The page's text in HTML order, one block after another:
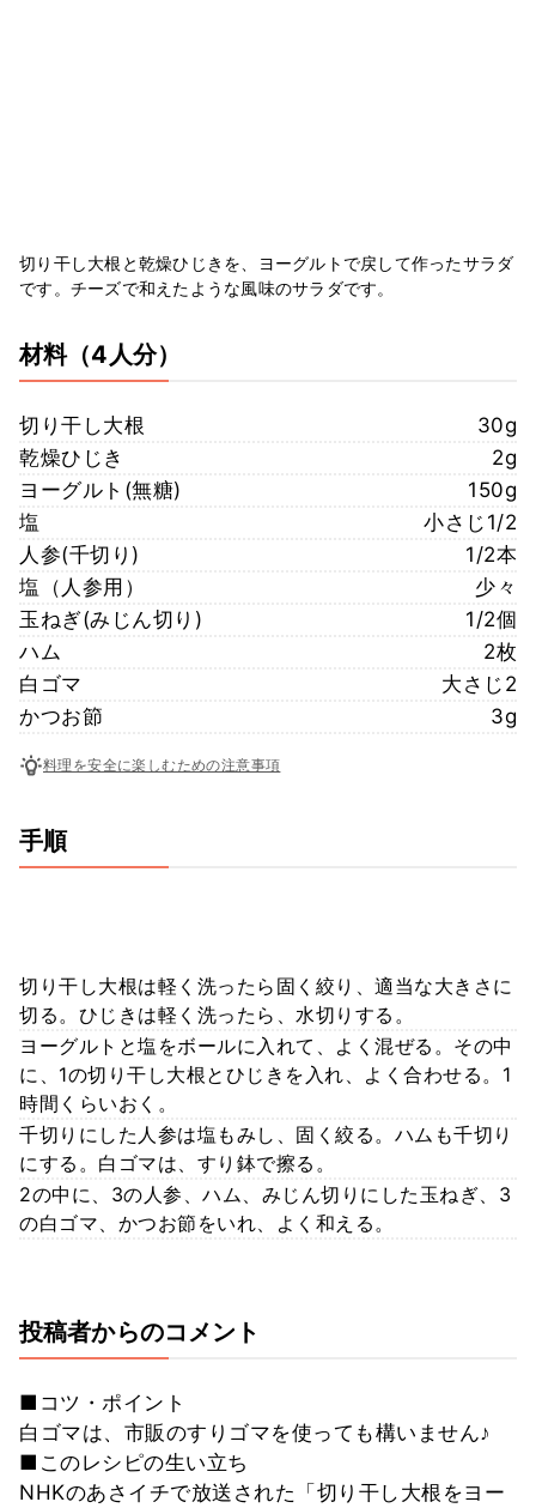
切り干し大根と乾燥ひじきを、ヨーグルトで戻して作ったサラダ
です。チーズで和えたような風味のサラダです。
材料（4人分）
切り干し大根
30g
乾燥ひじき
2g
ヨーグルト(無糖)
150g
塩
小さじ1/2
人参(千切り)
1/2本
塩（人参用）
少々
玉ねぎ(みじん切り)
1/2個
ハム
2枚
白ゴマ
大さじ2
かつお節
3g
料理を安全に楽しむための注意事項
手順
切り干し大根は軽く洗ったら固く絞り、適当な大きさに
切る。ひじきは軽く洗ったら、水切りする。
ヨーグルトと塩をボールに入れて、よく混ぜる。その中
に、1の切り干し大根とひじきを入れ、よく合わせる。1
時間くらいおく。
千切りにした人参は塩もみし、固く絞る。ハムも千切り
にする。白ゴマは、すり鉢で擦る。
2の中に、3の人参、ハム、みじん切りにした玉ねぎ、3
の白ゴマ、かつお節をいれ、よく和える。
投稿者からのコメント
■コツ・ポイント
白ゴマは、市販のすりゴマを使っても構いません♪
■このレシピの生い立ち
NHKのあさイチで放送された「切り干し大根をヨー